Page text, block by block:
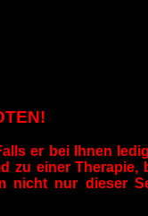
er bei Ihnen
zu einer Therapie,
nicht nur dieser